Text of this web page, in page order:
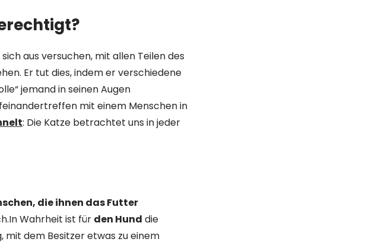
aus versuchen, mit allen Teilen des
Er tut dies, indem er verschiedene
jemand in seinen Augen
mit einem Menschen in
: Die Katze betrachtet uns in jeder
die ihnen das Futter
Wahrheit ist für den Hund die
mit dem Besitzer etwas zu einem